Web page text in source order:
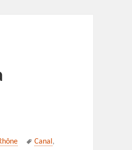
Mots-
clés
Canal ,